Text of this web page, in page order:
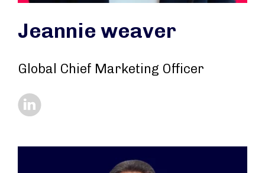
Jeannie weaver
Global Chief Marketing Officer